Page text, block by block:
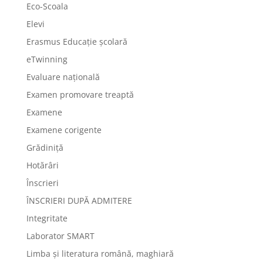
Eco-Scoala
Elevi
Erasmus Educație școlară
eTwinning
Evaluare națională
Examen promovare treaptă
Examene
Examene corigente
Grădiniță
Hotărâri
Înscrieri
ÎNSCRIERI DUPĂ ADMITERE
Integritate
Laborator SMART
Limba şi literatura română, maghiară